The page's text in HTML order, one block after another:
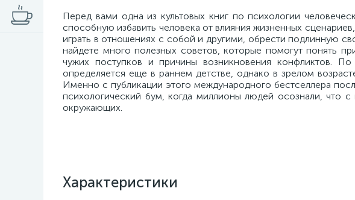
Перед вами одна из культовых книг по психологии
способную избавить человека от влияния жизненных
играть в отношениях с собой и другими, обрести подлинную
найдете много полезных советов, которые помогут понять
чужих поступков и причины возникновения конфликтов.
определяется еще в раннем детстве, однако в зрелом
Именно с публикации этого международного бестселлера
психологический бум, когда миллионы людей осознали,
окружающих.
Характеристики